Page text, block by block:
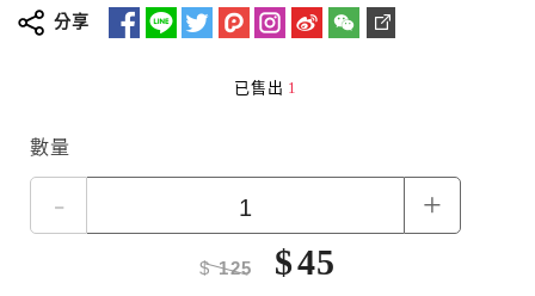
分享
已售出 1
數量
- +
$125 $45